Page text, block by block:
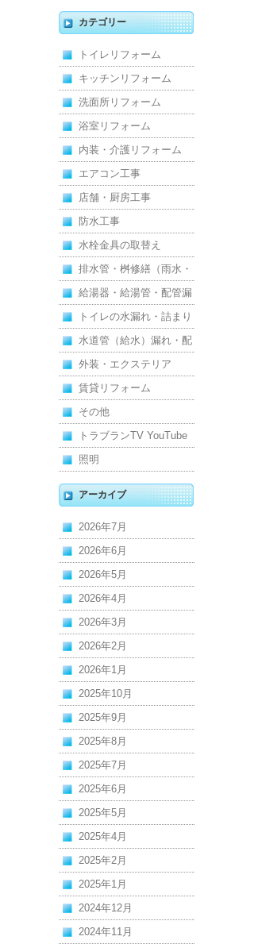
キッチン・床・収納を一
新し、扉新設で動線を整
えた全面改修
カテゴリー
トイレリフォーム
キッチンリフォーム
洗面所リフォーム
浴室リフォーム
内装・介護リフォーム
エアコン工事
店舗・厨房工事
防水工事
水栓金具の取替え
排水管・桝修繕（雨水・
汚水）
給湯器・給湯管・配管漏
れ
トイレの水漏れ・詰まり
水道管（給水）漏れ・配
管
外装・エクステリア
賃貸リフォーム
その他
トラブランTV YouTube
照明
アーカイブ
2026年7月
2026年6月
2026年5月
2026年4月
2026年3月
2026年2月
2026年1月
2025年10月
2025年9月
2025年8月
2025年7月
2025年6月
2025年5月
2025年4月
2025年2月
2025年1月
2024年12月
2024年11月